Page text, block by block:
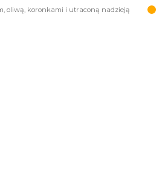
oliwą, koronkami i utraconą nadzieją